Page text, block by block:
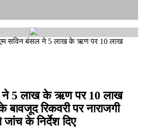
सविन बंसल ने 5 लाख के ऋण पर 10 लाख
ने 5 लाख के ऋण पर 10 लाख
रिकवरी पर नाराजगी
के निर्देश दिए